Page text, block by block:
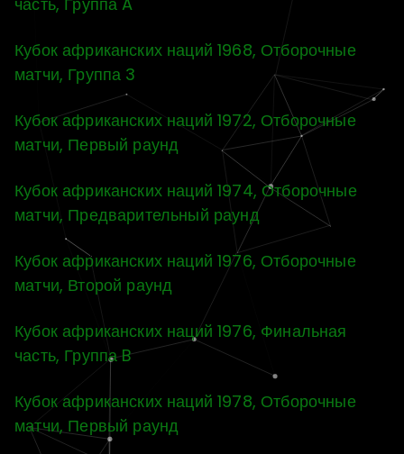
Кубок африканских наций 1968, Отборочные
матчи, Группа 3
Кубок африканских наций 1972, Отборочные
матчи, Первый раунд
Кубок африканских наций 1974, Отборочные
матчи, Предварительный раунд
Кубок африканских наций 1976, Отборочные
матчи, Второй раунд
Кубок африканских наций 1976, Финальная
часть, Группа B
Кубок африканских наций 1978, Отборочные
матчи, Первый раунд